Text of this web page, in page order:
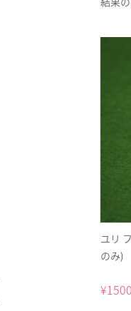
ユリ
のみ)
¥